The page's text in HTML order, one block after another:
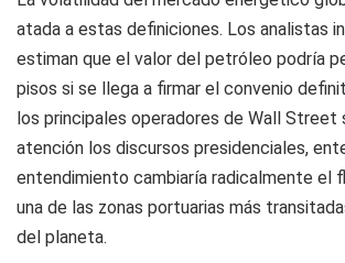
atada a estas definiciones. Los analistas
estiman que el valor del petróleo podría
pisos si se llega a firmar el convenio
los principales operadores de Wall Street
atención los discursos presidenciales,
entendimiento cambiaría radicalmente el
una de las zonas portuarias más
del planeta.